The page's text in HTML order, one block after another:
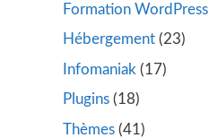
Formation WordPress
Hébergement (23)
Infomaniak (17)
Plugins (18)
Thèmes (41)